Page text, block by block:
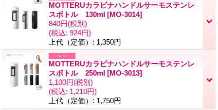
MOTTERUカラビナハンドルサーモステンレ
スボトル 130ml [MO-3014]
840円(税別)
(税込: 924円)
上代（定価） : 1,350円
MOTTERUカラビナハンドルサーモステンレ
スボトル 250ml [MO-3013]
1,100円(税別)
(税込: 1,210円)
上代（定価） : 1,750円